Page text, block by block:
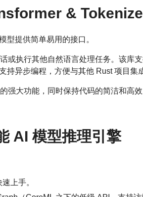
&
型提供简单易用的接口。
或执行其他自然语言处理任务。该库支
异步编程，方便与其他 Rust 项目集
强大功能，同时保持代码的简洁和高效
AI 模型推理引擎
上手。